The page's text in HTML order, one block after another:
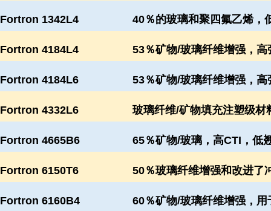
Fortron 1342L4 40％的玻璃和聚四氟乙烯，
Fortron 4184L4 53％矿物/玻璃纤维增强，高
Fortron 4184L6 53％矿物/玻璃纤维增强，
Fortron 4332L6 玻璃纤维/矿物填充注塑级材
Fortron 4665B6 65％矿物/玻璃，高CTI，低
Fortron 6150T6 50％玻璃纤维增强和改进了
Fortron 6160B4 60％矿物/玻璃纤维增强，